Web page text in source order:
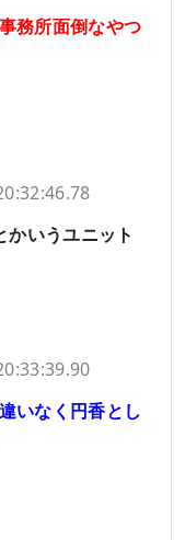
務所面倒なやつ
いうユニット
いなく円香とし